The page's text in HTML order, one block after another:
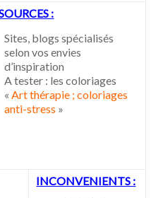
:
Sites, blogs spécialisés
selon vos envies
d’inspiration
A tester : les coloriages
«Art thérapie ; coloriages
anti-stress »
INCONVENIENTS :